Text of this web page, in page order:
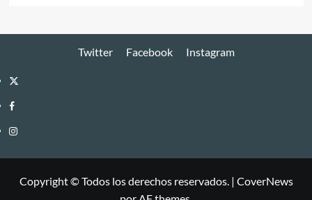
Twitter Facebook Instagram
Twitter
Facebook
Instagram
Copyright © Todos los derechos reservados. | CoverNews